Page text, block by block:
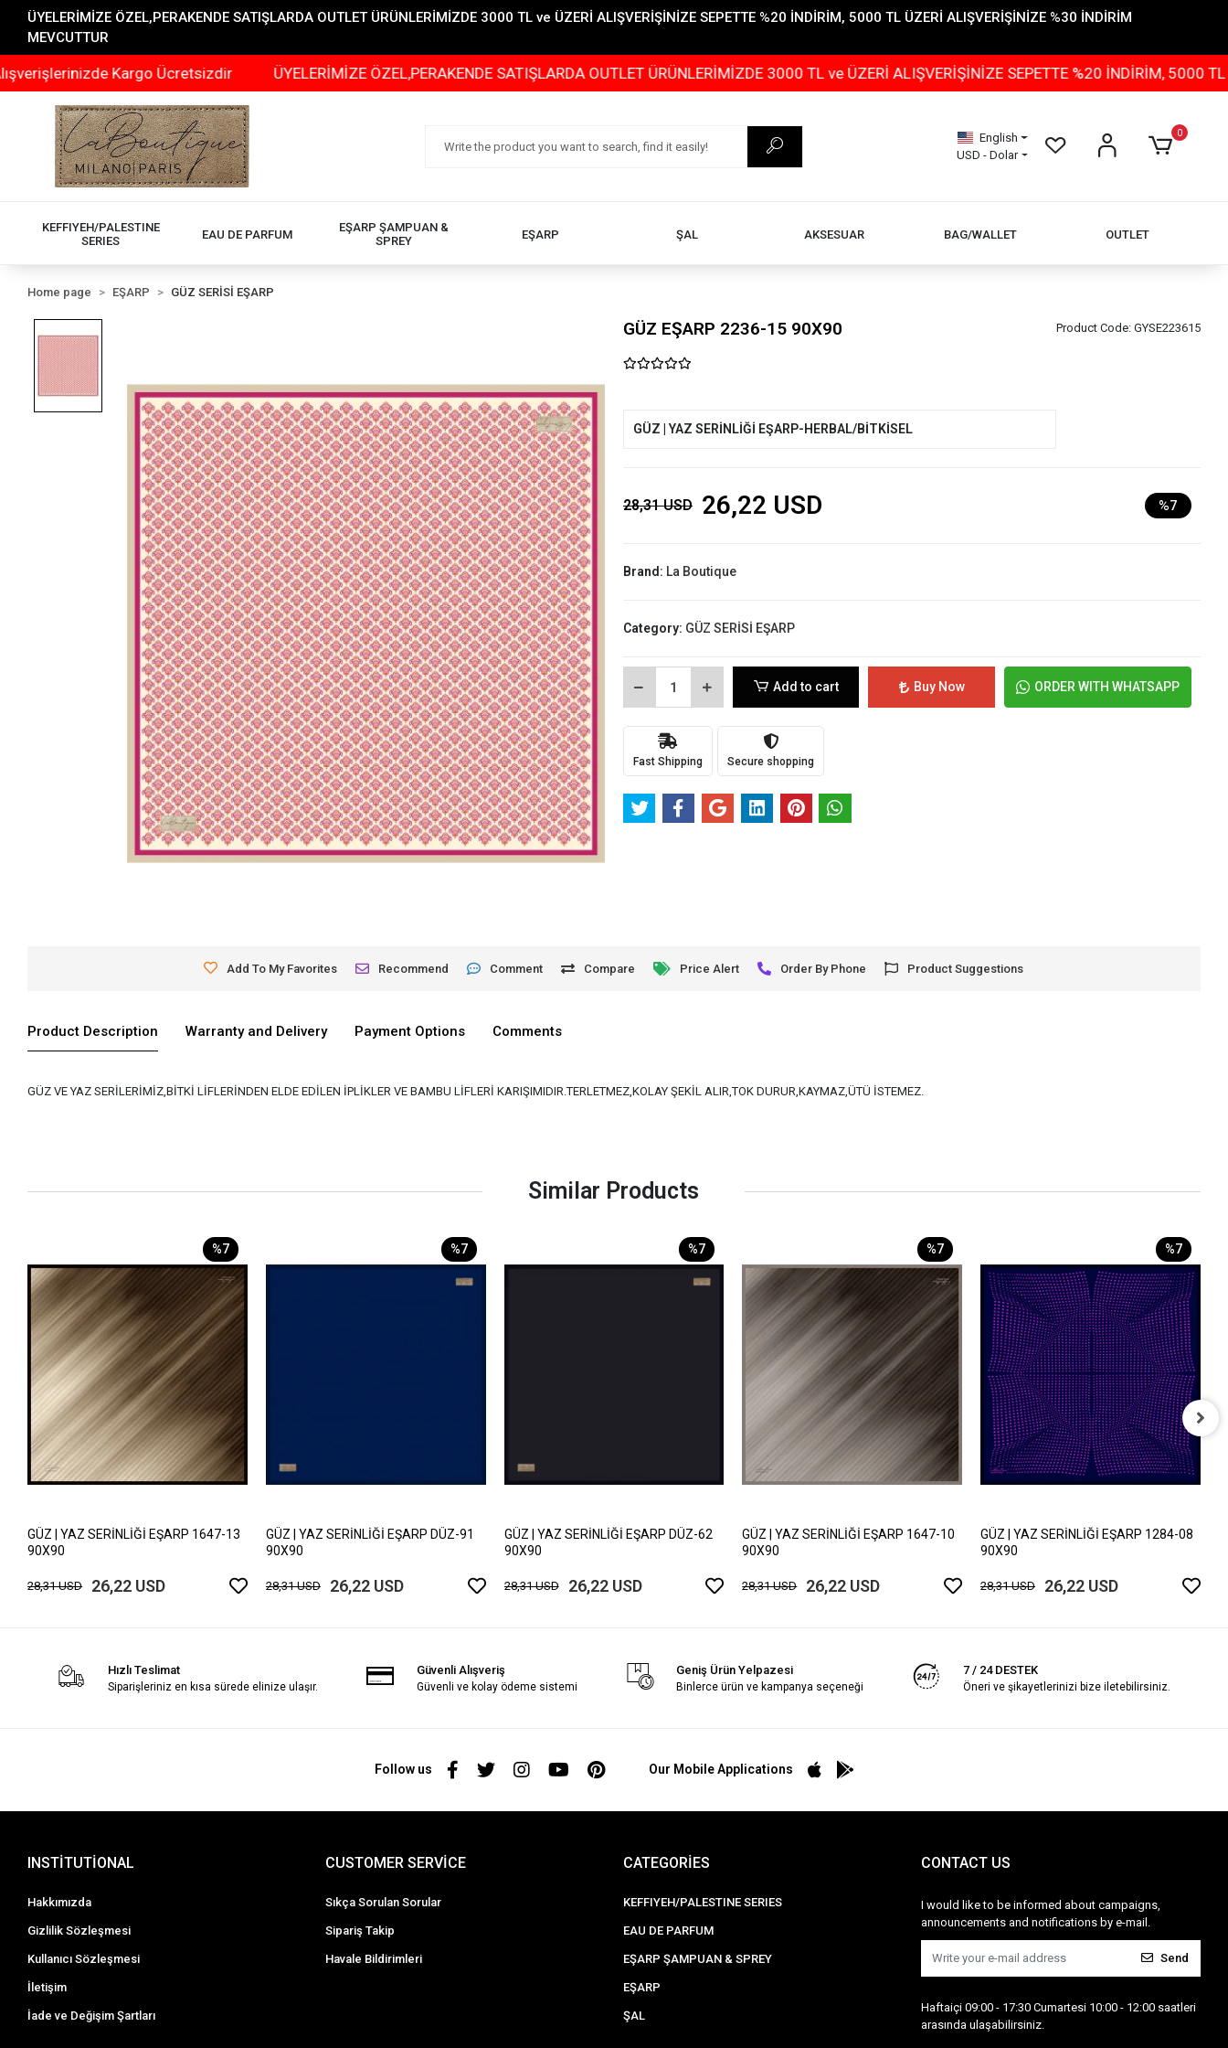
ÜYELERİMİZE ÖZEL,PERAKENDE SATIŞLARDA OUTLET ÜRÜNLERİMİZDE 3000 TL ve ÜZERİ ALIŞVERİŞİNİZE SEPETTE %20 İNDİRİM, 5000 TL ÜZERİ ALIŞVERİŞİNİZE %30 İNDİRİM
MEVCUTTUR
Kargo Ücretsizdir ÜYELERİMİZE ÖZEL,PERAKENDE SATIŞLARDA OUTLET ÜRÜNLERİMİZDE 3000 TL ve ÜZERİ ALIŞVERİŞİNİZE SEPETTE %20 İNDİRİM, 5000 TL
English
USD - Dolar
0
KEFFIYEH/PALESTINE
SERIES
EAU DE PARFUM
EŞARP ŞAMPUAN &
SPREY
EŞARP ŞAL AKSESUAR BAG/WALLET OUTLET
Home page EŞARP GÜZ SERİSİ EŞARP
GÜZ EŞARP 2236-15 90X90 Product Code: GYSE223615
GÜZ | YAZ SERİNLİĞİ EŞARP-HERBAL/BİTKİSEL
28,31 USD 26,22 USD %7
Brand: La Boutique
Category: GÜZ SERİSİ EŞARP
Add to cart Buy Now ORDER WITH WHATSAPP
Fast Shipping Secure shopping
Add To My Favorites Recommend Comment Compare Price Alert Order By Phone Product Suggestions
Product Description Warranty and Delivery Payment Options Comments
GÜZ VE YAZ SERİLERİMİZ,BİTKİ LİFLERİNDEN ELDE EDİLEN İPLİKLER VE BAMBU LİFLERİ KARIŞIMIDIR.TERLETMEZ,KOLAY ŞEKİL ALIR,TOK DURUR,KAYMAZ,ÜTÜ İSTEMEZ.
Similar Products
%7
GÜZ | YAZ SERİNLİĞİ EŞARP 1647-13
90X90
28,31 USD 26,22 USD
%7
GÜZ | YAZ SERİNLİĞİ EŞARP DÜZ-91
90X90
28,31 USD 26,22 USD
%7
GÜZ | YAZ SERİNLİĞİ EŞARP DÜZ-62
90X90
28,31 USD 26,22 USD
%7
GÜZ | YAZ SERİNLİĞİ EŞARP 1647-10
90X90
28,31 USD 26,22 USD
%7
GÜZ | YAZ SERİNLİĞİ EŞARP 1284-08
90X90
28,31 USD 26,22 USD
Hızlı Teslimat
Siparişleriniz en kısa sürede elinize ulaşır.
Güvenli Alışveriş
Güvenli ve kolay ödeme sistemi
Geniş Ürün Yelpazesi
Binlerce ürün ve kampanya seçeneği
7 / 24 DESTEK
Öneri ve şikayetlerinizi bize iletebilirsiniz.
Follow us Our Mobile Applications
INSTİTUTİONAL
Hakkımızda
Gizlilik Sözleşmesi
Kullanıcı Sözleşmesi
İletişim
İade ve Değişim Şartları
CUSTOMER SERVİCE
Sıkça Sorulan Sorular
Sipariş Takip
Havale Bildirimleri
CATEGORİES
KEFFIYEH/PALESTINE SERIES
EAU DE PARFUM
EŞARP ŞAMPUAN & SPREY
EŞARP
ŞAL
CONTACT US
I would like to be informed about campaigns,
announcements and notifications by e-mail.
Send
Haftaiçi 09:00 - 17:30 Cumartesi 10:00 - 12:00 saatleri
arasında ulaşabilirsiniz.